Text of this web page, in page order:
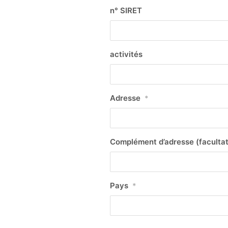
n° SIRET
activités
Adresse *
Complément d’adresse
Pays *